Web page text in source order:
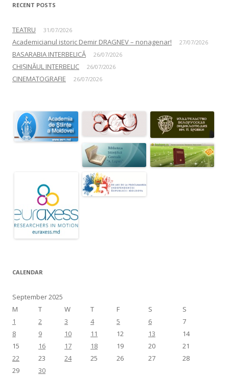
RECENT POSTS
TEATRU 31/07/2026
Academicianul istoric Demir DRAGNEV – nonagenar! 27/07/2026
BASARABIA INTERBELICĂ 26/07/2026
CHIȘINĂUL INTERBELIC 26/07/2026
CINEMATOGRAFIE 26/07/2026
CALENDAR
September 2025
M
T W T F S S
1 2 3 4 5 6
7
8
9 10 11 12 13
14
15
16 17 18 19 20
21
22
23 24 25 26 27
28
29
30